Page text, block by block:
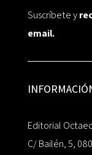
Suscríbete y
email.
Editorial
C/ Bailén, 5,